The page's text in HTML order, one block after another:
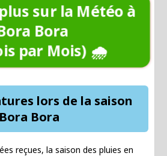
sur la Météo à
Bora
par Mois) 🌧️
lors de la saison
Bora
reçues, la saison des pluies en